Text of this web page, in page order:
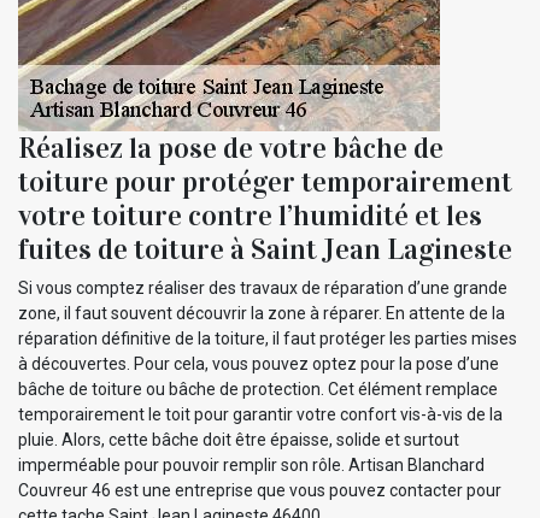
Réalisez la pose de votre bâche de
toiture pour protéger temporairement
votre toiture contre l’humidité et les
fuites de toiture à Saint Jean Lagineste
Si vous comptez réaliser des travaux de réparation d’une grande
zone, il faut souvent découvrir la zone à réparer. En attente de la
réparation définitive de la toiture, il faut protéger les parties mises
à découvertes. Pour cela, vous pouvez optez pour la pose d’une
bâche de toiture ou bâche de protection. Cet élément remplace
temporairement le toit pour garantir votre confort vis-à-vis de la
pluie. Alors, cette bâche doit être épaisse, solide et surtout
imperméable pour pouvoir remplir son rôle. Artisan Blanchard
Couvreur 46 est une entreprise que vous pouvez contacter pour